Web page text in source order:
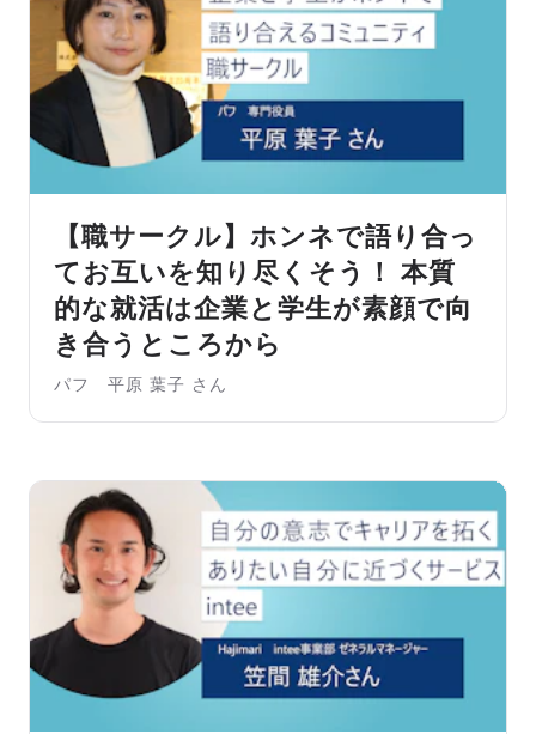
【職サークル】ホンネで語り合っ
てお互いを知り尽くそう！ 本質
的な就活は企業と学生が素顔で向
き合うところから
パフ 平原 葉子 さん